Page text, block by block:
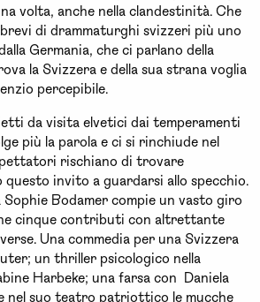
volta, anche nella clandestinità. Che
di drammaturghi svizzeri più uno
Germania, che ci parlano della
la Svizzera e della sua strana voglia
percepibile.
da visita elvetici dai temperamenti
più la parola e ci si rinchiude nel
rischiano di trovare
invito a guardarsi allo specchio.
Bodamer compie un vasto giro
cinque contributi con altrettante
Una commedia per una Svizzera
un thriller psicologico nella
Harbeke; una farsa con Daniela
nel suo teatro patriottico le mucche